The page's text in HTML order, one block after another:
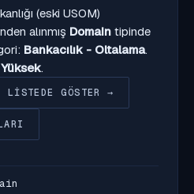
(eski USOM)
alınmış Domain tipinde
Bankacılık - Oltalama.
.
LISTEDE GÖSTER →